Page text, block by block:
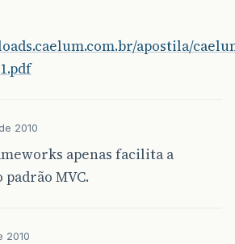
apostila/
2010
apenas facilita a
padrão MVC.
2010